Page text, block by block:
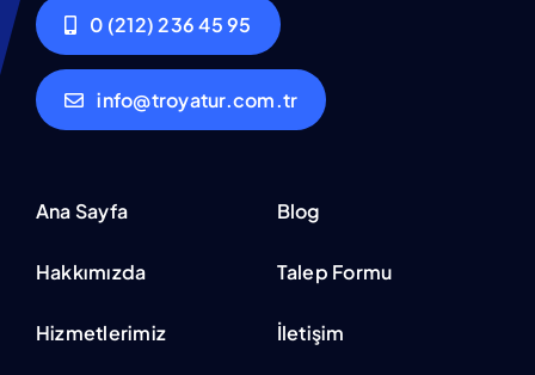
0 (212) 236 45 95
info@troyatur.com.tr
Ana Sayfa
Hakkımızda
Hizmetlerimiz
Blog
Talep Formu
İletişim